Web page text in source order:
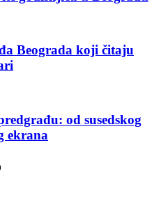
Beograda koji čitaju
od susedskog
ekrana